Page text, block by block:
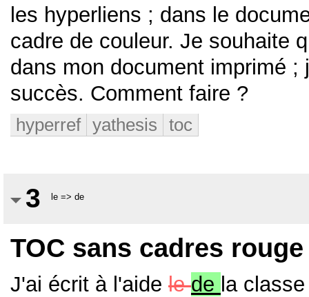
les hyperliens ; dans le
cadre de couleur. Je souhaite
dans mon document imprimé
succès. Comment faire ?
hyperref yathesis toc
3 le => de
TOC sans cadres rouge
J'ai écrit à l'aide lede la